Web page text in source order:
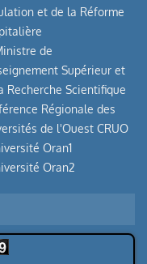
et de la Réforme
de
Supérieur et
Recherche Scientifique
Régionale des
de l'Ouest CRUO
Oran1
Oran2